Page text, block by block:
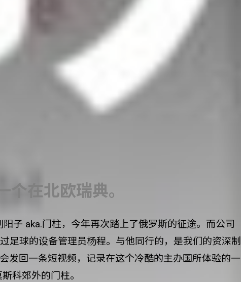
在北欧瑞典。
子 aka.门柱，今年再次踏上了俄罗斯的征途。而公司
足球的设备管理员杨程。与他同行的，是我们的资深制
发回一条短视频，记录在这个冷酷的主办国所体验的一
科郊外的门柱。